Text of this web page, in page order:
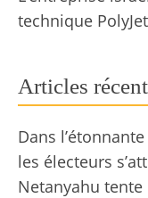
technique PolyJet
Articles
Dans
les électeurs
Netanyahu